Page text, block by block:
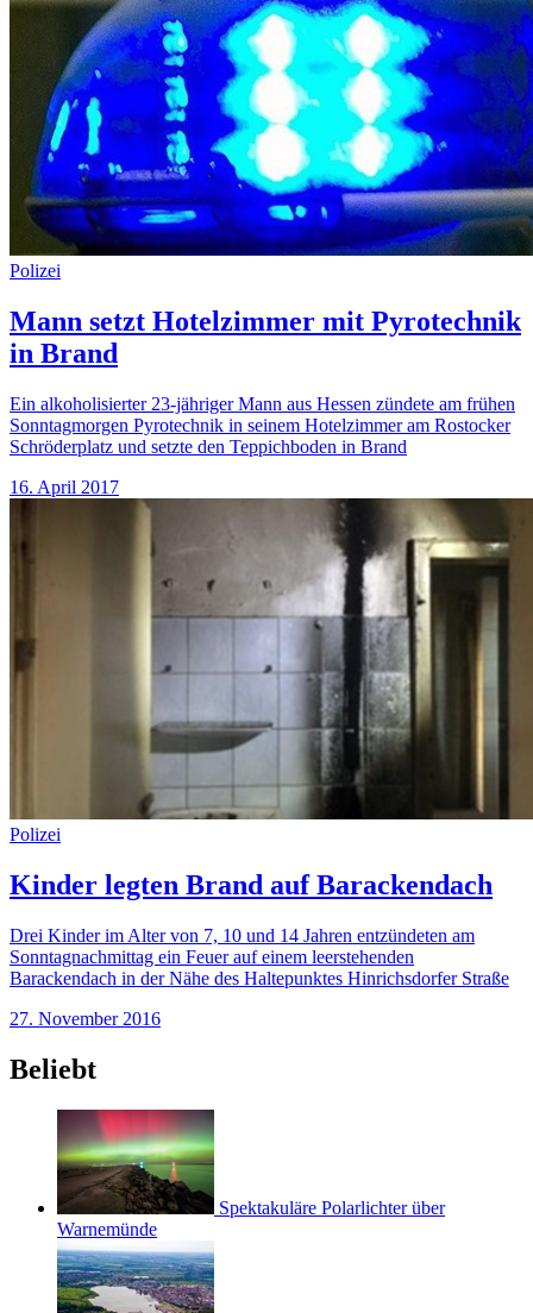
Polizei
Mann setzt Hotelzimmer mit Pyrotechnik
in Brand
Ein alkoholisierter 23-jähriger Mann aus Hessen zündete am frühen
Sonntagmorgen Pyrotechnik in seinem Hotelzimmer am Rostocker
Schröderplatz und setzte den Teppichboden in Brand
16. April 2017
Polizei
Kinder legten Brand auf Barackendach
Drei Kinder im Alter von 7, 10 und 14 Jahren entzündeten am
Sonntagnachmittag ein Feuer auf einem leerstehenden
Barackendach in der Nähe des Haltepunktes Hinrichsdorfer Straße
27. November 2016
Beliebt
Spektakuläre Polarlichter über
Warnemünde